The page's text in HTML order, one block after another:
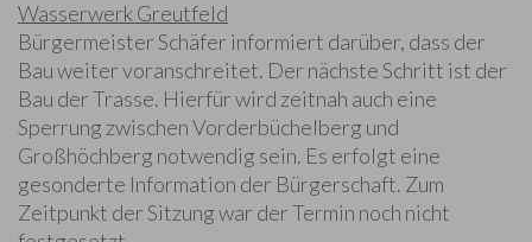
Wasserwerk Greutfeld
Bürgermeister Schäfer informiert darüber, dass der
Bau weiter voranschreitet. Der nächste Schritt ist der
Bau der Trasse. Hierfür wird zeitnah auch eine
Sperrung zwischen Vorderbüchelberg und
Großhöchberg notwendig sein. Es erfolgt eine
gesonderte Information der Bürgerschaft. Zum
Zeitpunkt der Sitzung war der Termin noch nicht